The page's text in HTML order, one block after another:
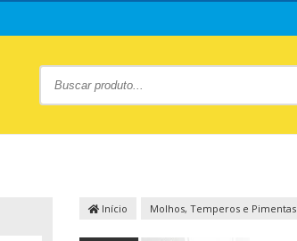
Início Molhos, Temperos e Pimentas